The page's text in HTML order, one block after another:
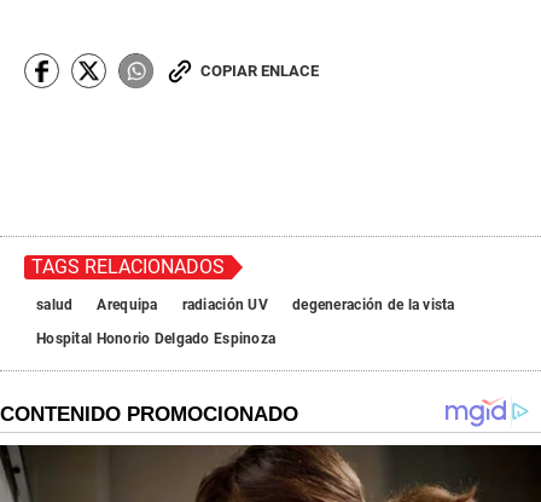
COPIAR ENLACE
TAGS RELACIONADOS
salud Arequipa radiación UV
degeneración de la vista
Hospital Honorio Delgado Espinoza